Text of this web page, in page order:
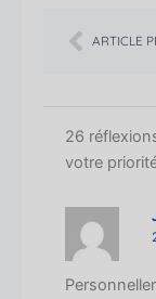
ARTICLE
26
votre